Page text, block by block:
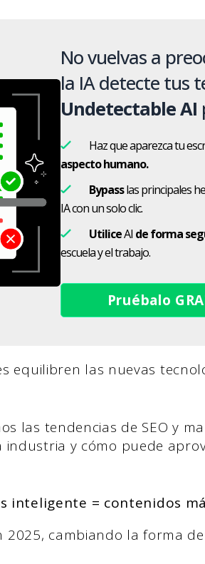
No vuelvas a
la IA detecte tus
Undetectable AI
Haz que aparezca tu
aspecto humano.
Bypasslas principales
IA con un solo clic.
UtiliceAI de forma
escuela y el trabajo.
Pruébalo
equilibren las nuevas
las tendencias de SEO y
y cómo puede
inteligente = contenidos
2025, cambiando la forma